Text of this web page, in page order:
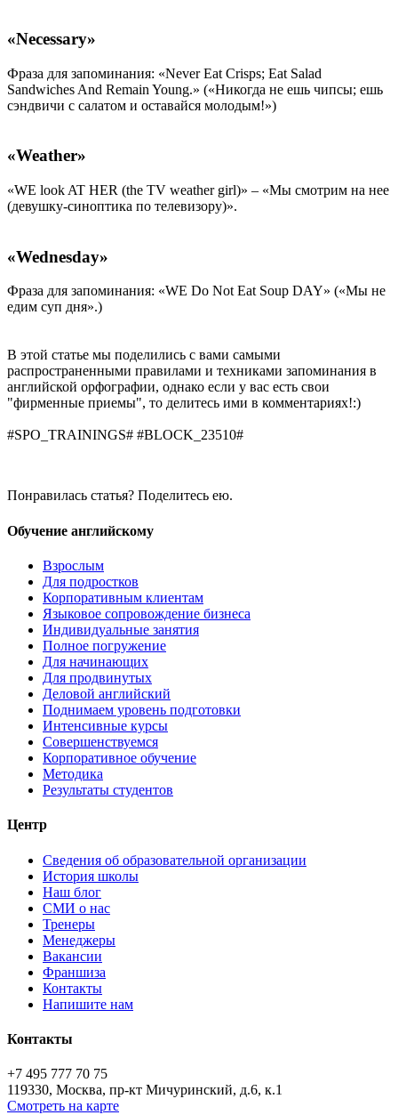
«Necessary»
Фраза для запоминания: «Never Eat Crisps; Eat Salad
Sandwiches And Remain Young.» («Никогда не ешь чипсы; ешь
сэндвичи с салатом и оставайся молодым!»)
«Weather»
«WE look AT HER (the TV weather girl)» – «Мы смотрим на нее
(девушку-синоптика по телевизору)».
«Wednesday»
Фраза для запоминания: «WE Do Not Eat Soup DAY» («Мы не
едим суп дня».)
В этой статье мы поделились с вами самыми
распространенными правилами и техниками запоминания в
английской орфографии, однако если у вас есть свои
"фирменные приемы", то делитесь ими в комментариях!:)
#SPO_TRAININGS# #BLOCK_23510#
Понравилась статья? Поделитесь ею.
Обучение английскому
Взрослым
Для подростков
Корпоративным клиентам
Языковое сопровождение бизнеса
Индивидуальные занятия
Полное погружение
Для начинающих
Для продвинутых
Деловой английский
Поднимаем уровень подготовки
Интенсивные курсы
Совершенствуемся
Корпоративное обучение
Методика
Результаты студентов
Центр
Сведения об образовательной организации
История школы
Наш блог
СМИ о нас
Тренеры
Менеджеры
Вакансии
Франшиза
Контакты
Напишите нам
Контакты
+7 495 777 70 75
119330, Москва, пр-кт Мичуринский, д.6, к.1
Смотреть на карте